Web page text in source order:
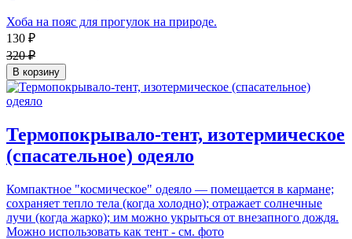
Хоба на пояс для прогулок на природе.
130 ₽
320 ₽
В корзину
Термопокрывало-тент, изотермическое
(спасательное) одеяло
Компактное "космическое" одеяло — помещается в кармане;
сохраняет тепло тела (когда холодно); отражает солнечные
лучи (когда жарко); им можно укрыться от внезапного дождя.
Можно использовать как тент - см. фото